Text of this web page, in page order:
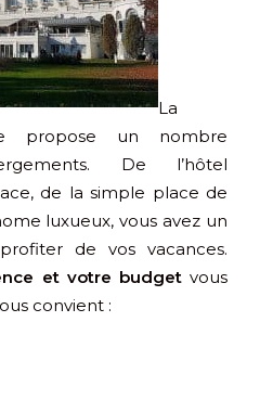
La
propose un nombre
De l’hôtel
de la simple place de
luxueux, vous avez un
de vos vacances.
et votre budgetvous
convient :